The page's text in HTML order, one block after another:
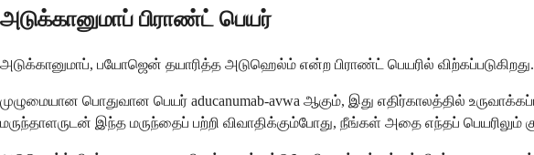
அடுக்கானுமாப் பிராண்ட் பெயர்
அடுக்கானுமாப், பயோஜென் தயாரித்த அடுஹெல்ம் என்ற பிராண்ட் பெயரில்
முழுமையான பொதுவான பெயர் aducanumab-avwa ஆகும், இது எதிர்காலத்தில்
மருந்தாளருடன் இந்த மருந்தைப் பற்றி விவாதிக்கும்போது, ​​நீங்கள் அதை எந்தப் பெயரிலும்